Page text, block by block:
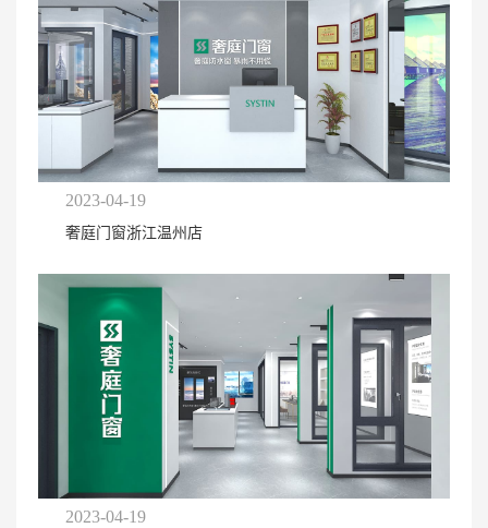
2023-04-19
奢庭门窗浙江温州店
2023-04-19